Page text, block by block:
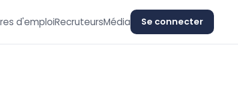
d'emploiRecruteursMédia Se connecter